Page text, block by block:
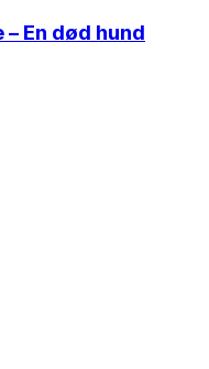
En død hund